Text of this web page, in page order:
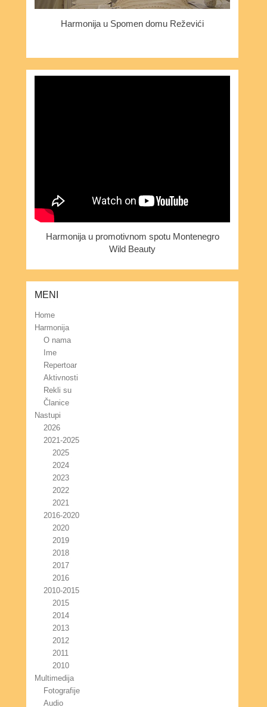
Harmonija u Spomen domu Reževići
Harmonija u promotivnom spotu Montenegro
Wild Beauty
MENI
Home
Harmonija
O nama
Ime
Repertoar
Aktivnosti
Rekli su
Članice
Nastupi
2026
2021-2025
2025
2024
2023
2022
2021
2016-2020
2020
2019
2018
2017
2016
2010-2015
2015
2014
2013
2012
2011
2010
Multimedija
Fotografije
Audio